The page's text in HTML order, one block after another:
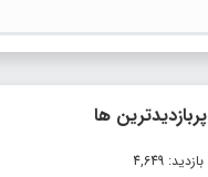
پربازدیدترین ها
بازدید: 4,649